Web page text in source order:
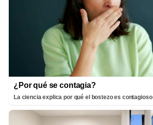
¿Por qué se contagia?
La ciencia explica por qué el bostezo es contagioso